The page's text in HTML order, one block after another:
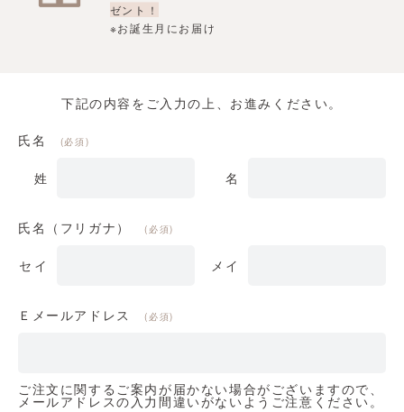
ゼント！
※お誕生月にお届け
下記の内容をご入力の上、お進みください。
氏名 (必須)
氏名（フリガナ） (必須)
Ｅメールアドレス (必須)
ご注文に関するご案内が届かない場合がございますので、
メールアドレスの入力間違いがないようご注意ください。